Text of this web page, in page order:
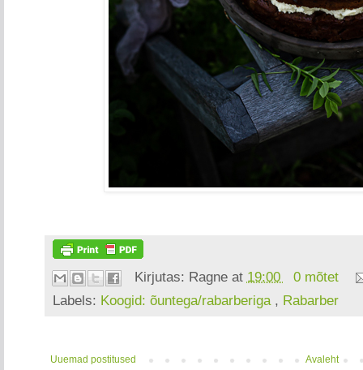
Kirjutas: Ragne at 19:00
0 mõtet
Labels: Koogid: õuntega/rabarberiga , Rabarber
Uuemad postitused Avaleht